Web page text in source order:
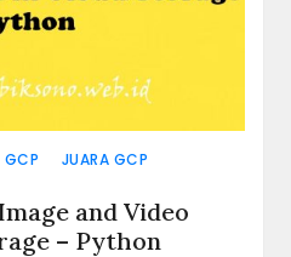
GCP
JUARA GCP
and Video
– Python